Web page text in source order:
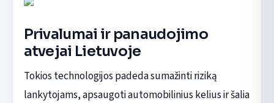
Privalumai ir panaudojimo
atvejai Lietuvoje
Tokios technologijos padeda sumažinti riziką
lankytojams, apsaugoti automobilinius kelius ir šalia